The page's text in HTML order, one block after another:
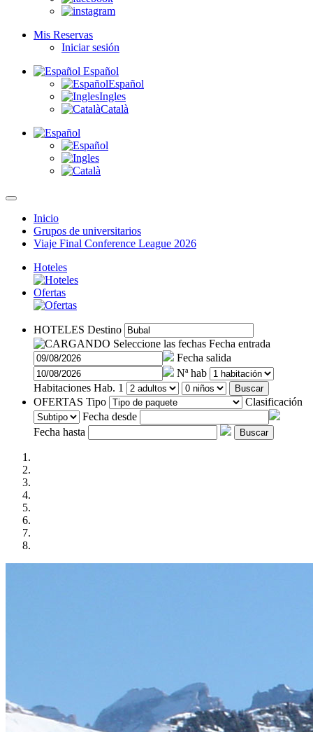
Mis Reservas
Iniciar sesión
Español
Español
Ingles
Català
Inicio
Grupos de universitarios
Viaje Final Conference League 2026
Hoteles
Ofertas
HOTELES Destino
Seleccione las fechas Fecha entrada
Fecha salida
Nª hab
Habitaciones Hab. 1 Buscar
OFERTAS Tipo
Clasificación
Fecha desde
Fecha hasta
Buscar